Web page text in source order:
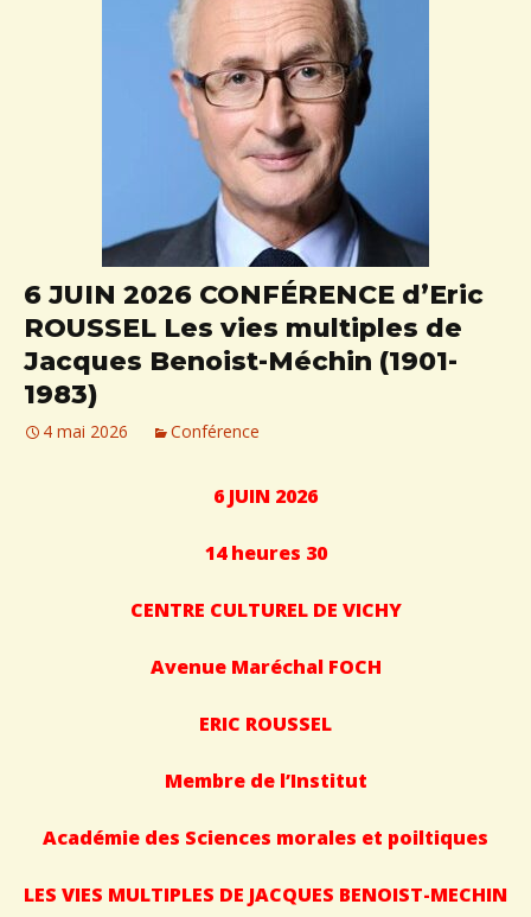
6 JUIN 2026 CONFÉRENCE d’Eric
ROUSSEL Les vies multiples de
Jacques Benoist-Méchin (1901-
1983)
4 mai 2026 Conférence
6 JUIN 2026
14 heures 30
CENTRE CULTUREL DE VICHY
Avenue Maréchal FOCH
ERIC ROUSSEL
Membre de l’Institut
Académie des Sciences morales et poiltiques
LES VIES MULTIPLES DE JACQUES BENOIST-MECHIN